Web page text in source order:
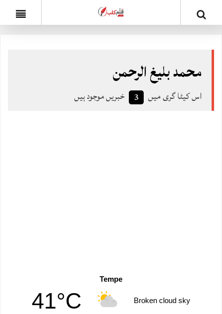
محمد بلیغ الرحمن
اس کیٹا گری میں 3 خبریں موجود ہیں
Tempe
41°C Broken cloud sky